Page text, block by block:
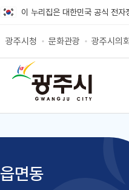
이 누리집은 대한민국 공식 전자
광주시청 문화관광 광주시의
읍면동